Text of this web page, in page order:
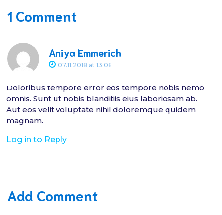
1 Comment
Aniya Emmerich
07.11.2018 at 13:08
Doloribus tempore error eos tempore nobis nemo
omnis. Sunt ut nobis blanditiis eius laboriosam ab.
Aut eos velit voluptate nihil doloremque quidem
magnam.
Log in to Reply
Add Comment